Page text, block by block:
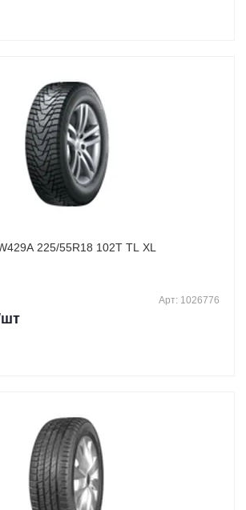
225/55R18 102T TL XL
Арт: 1026776